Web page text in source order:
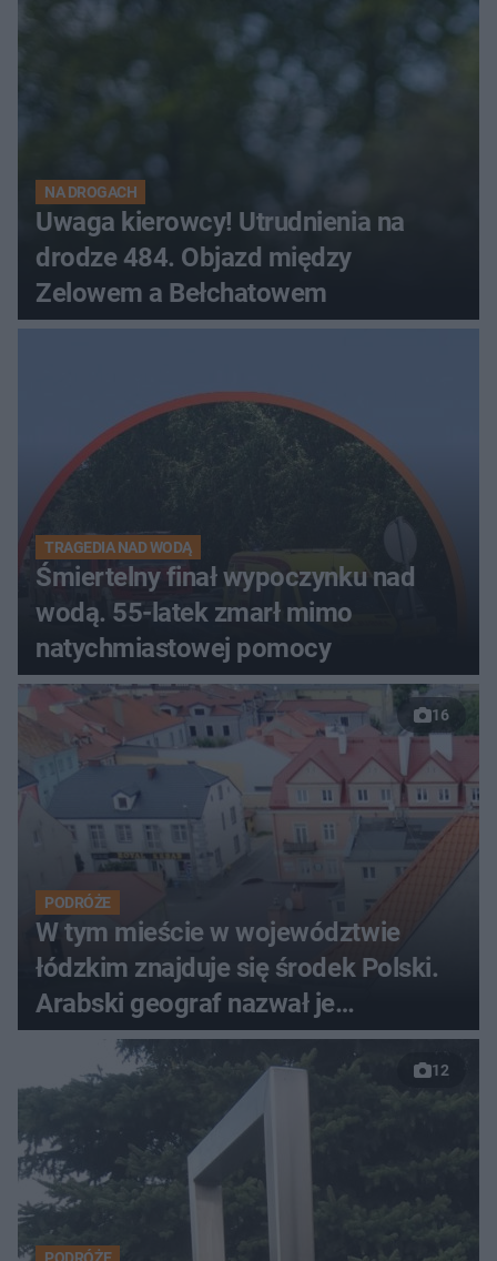
NA DROGACH
Uwaga kierowcy! Utrudnienia na
drodze 484. Objazd między
Zelowem a Bełchatowem
TRAGEDIA NAD WODĄ
Śmiertelny finał wypoczynku nad
wodą. 55-latek zmarł mimo
natychmiastowej pomocy
16
PODRÓŻE
W tym mieście w województwie
łódzkim znajduje się środek Polski.
Arabski geograf nazwał je
Nowymgrodem
12